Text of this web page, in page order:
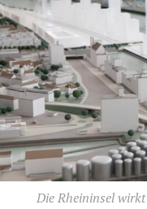
Die Rheininsel